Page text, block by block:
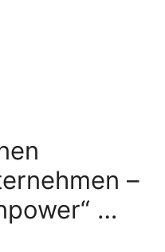
–
…